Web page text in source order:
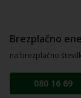
Brezplačno
na brezplačno
080 16 69